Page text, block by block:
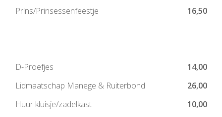
Prins/Prinsessenfeestje
16,50
D-Proefjes
14,00
Lidmaatschap Manege & Ruiterbond
26,00
Huur kluisje/zadelkast
10,00